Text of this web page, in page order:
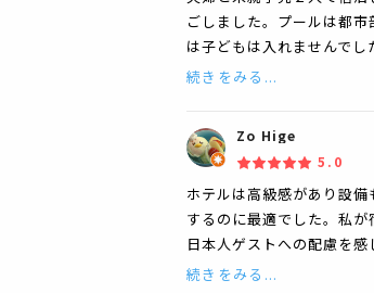
ごしました。プールは都
は子どもは入れませんで
続きをみる...
Zo Hige
5.0
ホテルは高級感があり設
するのに最適でした。私
日本人ゲストへの配慮を
続きをみる...